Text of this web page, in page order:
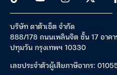
บริษัท ดาต้าเซ็ต จำกัด
888/178 ถนนเพลินจิต ชั้น 17 อาค
ปทุมวัน กรุงเทพฯ 10330
เลขประจำตัวผู้เสียภาษีอากร: